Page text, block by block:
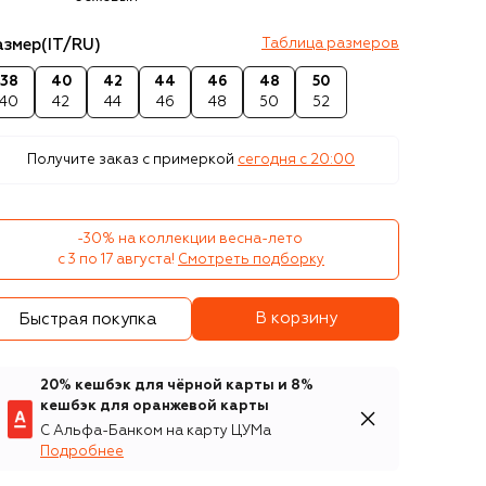
(IT/RU) Таблица размеров
38
40
40
42
42
44
44
46
46
48
48
50
50
52
Получите заказ с примеркой сегодня c 20:00
-30% на коллекции весна-лето
с 3 по 17 августа! Смотреть подборку
Быстрая покупка В корзину
20% кешбэк для чёрной карты и 8%
кешбэк для оранжевой карты
С Альфа-Банком на карту ЦУМа
Подробнее